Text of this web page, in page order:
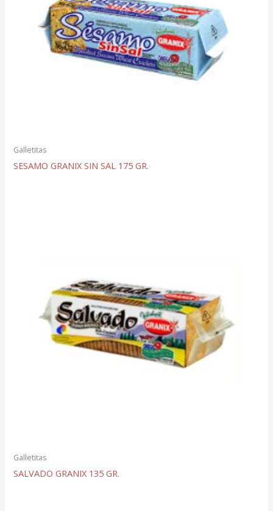
Galletitas
SESAMO GRANIX SIN SAL 175 GR.
Galletitas
SALVADO GRANIX 135 GR.